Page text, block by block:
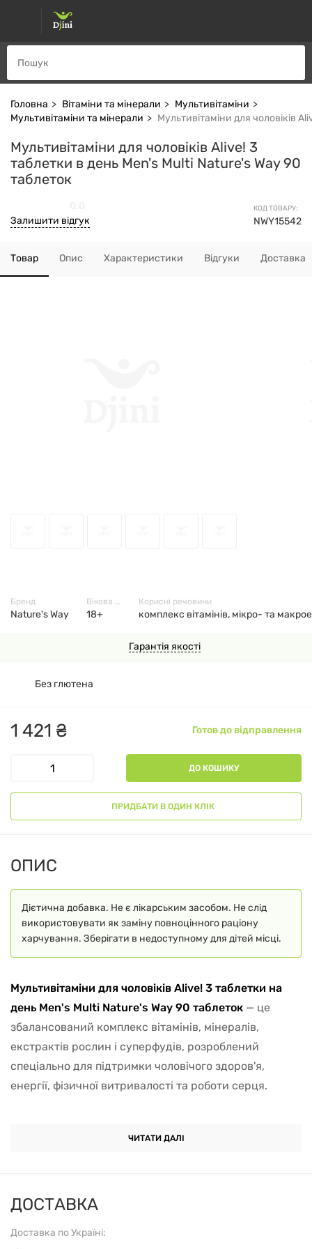
Головна Вітаміни та мінерали
Мультивітаміни
Мультивітаміни та мінерали
Мультивітаміни для чоловіків
Мультивітаміни для чоловіків Alive! 3
таблетки в день Men's Multi Nature's Way 90
таблеток
КОД ТОВАРУ:
NWY15542
Залишити відгук
Товар Опис Характеристики Відгуки Доставка
Гарантія якості
1 421 ₴ Готов до відправлення
ДО КОШИКУ
ПРИДБАТИ В ОДИН КЛІК
Без глютена
ДОСТАВКА
Доставка по Україні:
Бренд
Nature's Way
Вікова група
18+
Корисні речовини
комплекс вітамінів, мікро- та
ОПИС
Дієтична добавка. Не є лікарським засобом. Не слід
використовувати як заміну повноцінного раціону
харчування. Зберігати в недоступному для дітей місці.
Мультивітаміни для чоловіків Alive! 3 таблетки на
день Men's Multi Nature's Way 90 таблеток — це
збалансований комплекс вітамінів, мінералів,
екстрактів рослин і суперфудів, розроблений
спеціально для підтримки чоловічого здоров'я,
енергії, фізичної витривалості та роботи серця.
включно з вітаміном D3, цинком, магнієм і селеном,
підтримання рівня енергії. У складі також є суміші
антиоксидантів, адаптогенів, суперфудів, травних
ферментів і грибних екстрактів, що робить його
ЧИТАТИ ДАЛІ